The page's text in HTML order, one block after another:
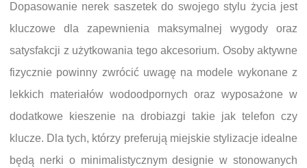
Dopasowanie nerek saszetek do swojego stylu życia jest
kluczowe dla zapewnienia maksymalnej wygody oraz
satysfakcji z użytkowania tego akcesorium. Osoby aktywne
fizycznie powinny zwrócić uwagę na modele wykonane z
lekkich materiałów wodoodpornych oraz wyposażone w
dodatkowe kieszenie na drobiazgi takie jak telefon czy
klucze. Dla tych, którzy preferują miejskie stylizacje idealne
będą nerki o minimalistycznym designie w stonowanych